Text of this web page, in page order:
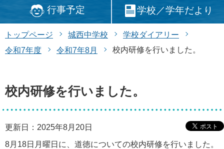
行事予定 学校／学年だより
トップページ 城西中学校
学校ダイアリー
令和7年度
令和7年8月 校内研修を行いました。
校内研修を行いました。
更新日：2025年8月20日
8月18日月曜日に、道徳についての校内研修を行いました。